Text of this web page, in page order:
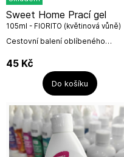
Cestovní balení oblíbeného
(květinová vůně) z kolekce Sweet
Home. Prací gel vystačí na 3 prací
cykly a je...
Sweet Home Prací gel
105ml - FIORITO (květinová vůně)
45 Kč
Do košíku